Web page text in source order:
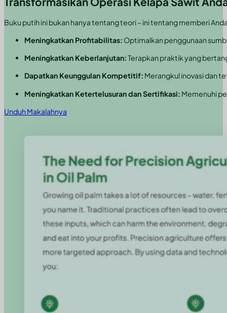
Buku putih ini bukan hanya tentang teori – ini tentang memberi
Meningkatkan Profitabilitas: Optimalkan penggunaan
Meningkatkan Keberlanjutan:Terapkan praktik yang
Dapatkan Keunggulan Kompetitif: Merangkul inovasi dan
Meningkatkan Ketertelusuran dan Sertifikasi: Memenuhi
Unduh Makalahnya